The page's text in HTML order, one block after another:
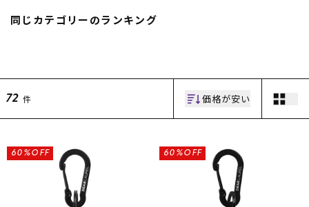
スケートTOP
CONTENTS
ブランド一覧
RIDE LIFE MAGAZINE一
覧
スタッフスナップ
中古/アウトレット サー
SUPPORT
ご利用ガイド
店頭受取サービス
ギフトラッピング
アフターサポート
下取り保証について
よくある質問
同じカテゴリーのランキング
72 件 価格が安い
60%OFF 60%OFF